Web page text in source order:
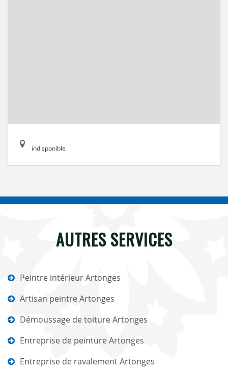
indisponible
AUTRES SERVICES
Peintre intérieur Artonges
Artisan peintre Artonges
Démoussage de toiture Artonges
Entreprise de peinture Artonges
Entreprise de ravalement Artonges